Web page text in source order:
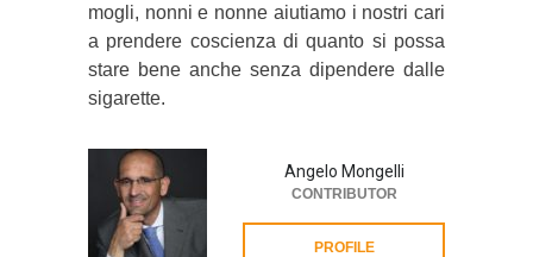
mogli, nonni e nonne aiutiamo i nostri cari
a prendere coscienza di quanto si possa
stare bene anche senza dipendere dalle
sigarette.
Angelo Mongelli
CONTRIBUTOR
PROFILE